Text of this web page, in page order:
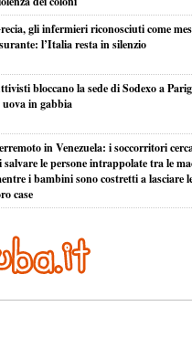
gli infermieri riconosciuti come
l’Italia resta in silenzio
bloccano la sede di Sodexo a
uova in gabbia
in Venezuela: i soccorritori
salvare le persone intrappolate tra le
i bambini sono costretti a lasciare
case